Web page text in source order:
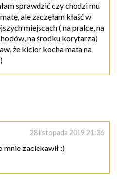
sprawdzić czy chodzi mu
ale zaczęłam kłaść w
miejscach ( na pralce, na
na środku korytarza)
że kicior kocha mata na
28 listopada 2019 21:36
zaciekawił :)